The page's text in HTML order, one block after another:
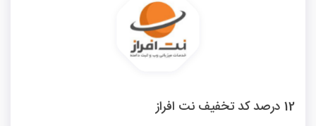
12 درصد کد تخفیف نت افراز